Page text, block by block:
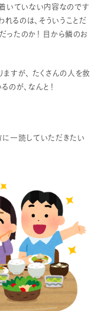
いていない内容なのです
るのは、そういうことだ
ったのか！ 目から鱗のお
すが、
たくさんの人を救
のが、なんと！
一読していただきたい